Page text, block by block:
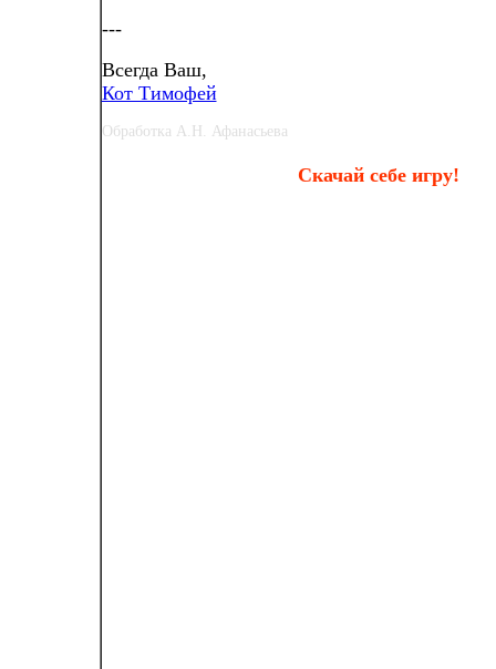
---
Всегда Ваш,
Кот Тимофей
Обработка А.Н. Афанасьева
Скачай себе игру!